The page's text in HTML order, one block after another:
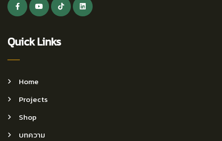
Quick Links
Home
Projects
Shop
บทความ